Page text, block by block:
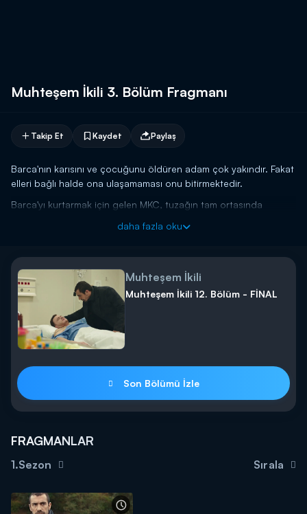
Muhteşem İkili 3. Bölüm Fragmanı
Takip Et Kaydet Paylaş
Barca'nın karısını ve çocuğunu öldüren adam çok yakındır. Fakat
elleri bağlı halde ona ulaşamaması onu bitirmektedir.
Barca'yı kurtarmak için gelen MKC, tuzağın tam ortasında
akşamı Kanal D'de!
daha fazla oku
Muhteşem İkili
Muhteşem İkili 12. Bölüm - FİNAL
Son Bölümü İzle
FRAGMANLAR
1.Sezon Sırala